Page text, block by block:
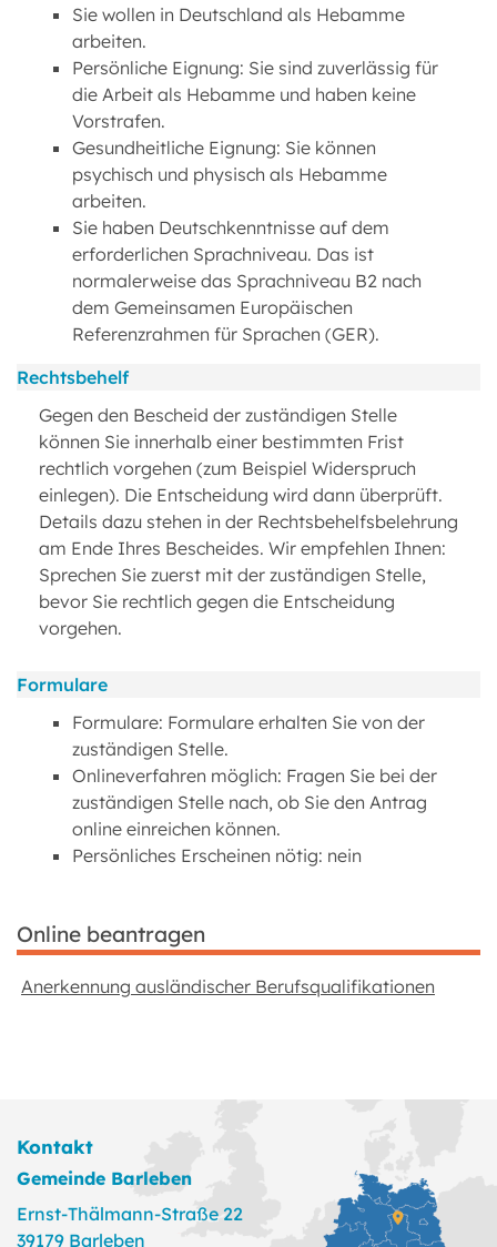
Sie wollen in Deutschland als Hebamme
arbeiten.
Persönliche Eignung: Sie sind zuverlässig für
die Arbeit als Hebamme und haben keine
Vorstrafen.
Gesundheitliche Eignung: Sie können
psychisch und physisch als Hebamme
arbeiten.
Sie haben Deutschkenntnisse auf dem
erforderlichen Sprachniveau. Das ist
normalerweise das Sprachniveau B2 nach
dem Gemeinsamen Europäischen
Referenzrahmen für Sprachen (GER).
Rechtsbehelf
Gegen den Bescheid der zuständigen Stelle
können Sie innerhalb einer bestimmten Frist
rechtlich vorgehen (zum Beispiel Widerspruch
einlegen). Die Entscheidung wird dann überprüft.
Details dazu stehen in der Rechtsbehelfsbelehrung
am Ende Ihres Bescheides. Wir empfehlen Ihnen:
Sprechen Sie zuerst mit der zuständigen Stelle,
bevor Sie rechtlich gegen die Entscheidung
vorgehen.
Formulare
Formulare: Formulare erhalten Sie von der
zuständigen Stelle.
Onlineverfahren möglich: Fragen Sie bei der
zuständigen Stelle nach, ob Sie den Antrag
online einreichen können.
Persönliches Erscheinen nötig: nein
Online beantragen
Anerkennung ausländischer Berufsqualifikationen
Kontakt
Gemeinde Barleben
Ernst-Thälmann-Straße 22
39179 Barleben